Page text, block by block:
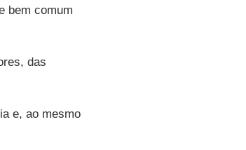
bem comum
das
e, ao mesmo